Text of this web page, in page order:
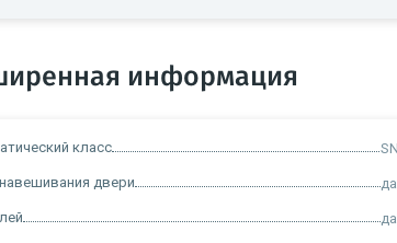
информация
класс
двери да
да